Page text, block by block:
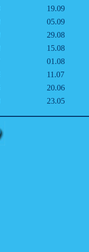
19.09
05.09
29.08
15.08
01.08
11.07
20.06
23.05